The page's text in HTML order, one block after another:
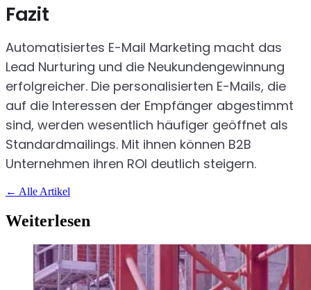
Fazit
Automatisiertes E-Mail Marketing macht das
Lead Nurturing und die Neukundengewinnung
erfolgreicher. Die personalisierten E-Mails, die
auf die Interessen der Empfänger abgestimmt
sind, werden wesentlich häufiger geöffnet als
Standardmailings. Mit ihnen können B2B
Unternehmen ihren ROI deutlich steigern.
← Alle Artikel
Weiterlesen